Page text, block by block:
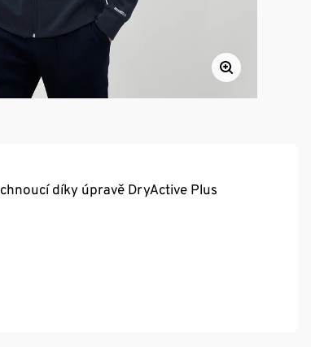
díky úpravě DryActive Plus